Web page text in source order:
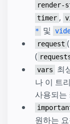
render-
timer ,
*
및
request
(
vars 최
나 이 트
사용되는
원하는